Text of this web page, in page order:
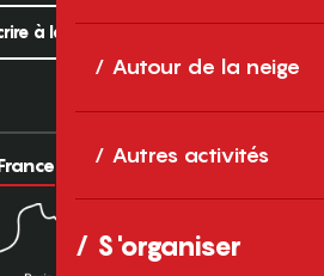
Autour de la neige
Autres activités
S'organiser
à la newsletter
Europe